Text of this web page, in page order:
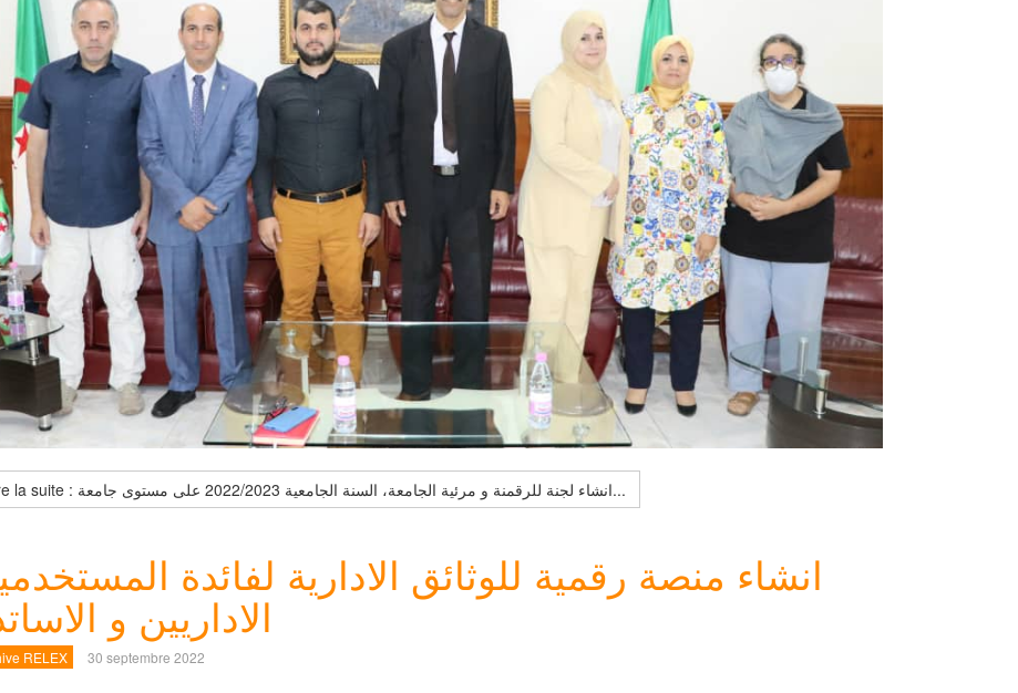
Lire la suite : انشاء لجنة للرقمنة و مرئية الجامعة، السنة الجامعية 2022/2023 على مستوى جامعة...
انشاء منصة رقمية للوثائق الادارية لفائدة
الاداريين و
RELEX 30 septembre 2022